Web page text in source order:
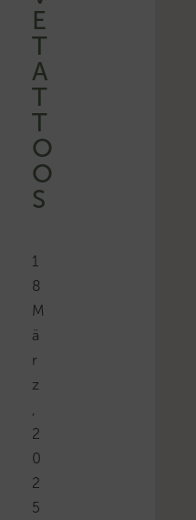
E
T
A
T
T
O
O
S
1
8
M
ä
r
z
,
2
0
2
5